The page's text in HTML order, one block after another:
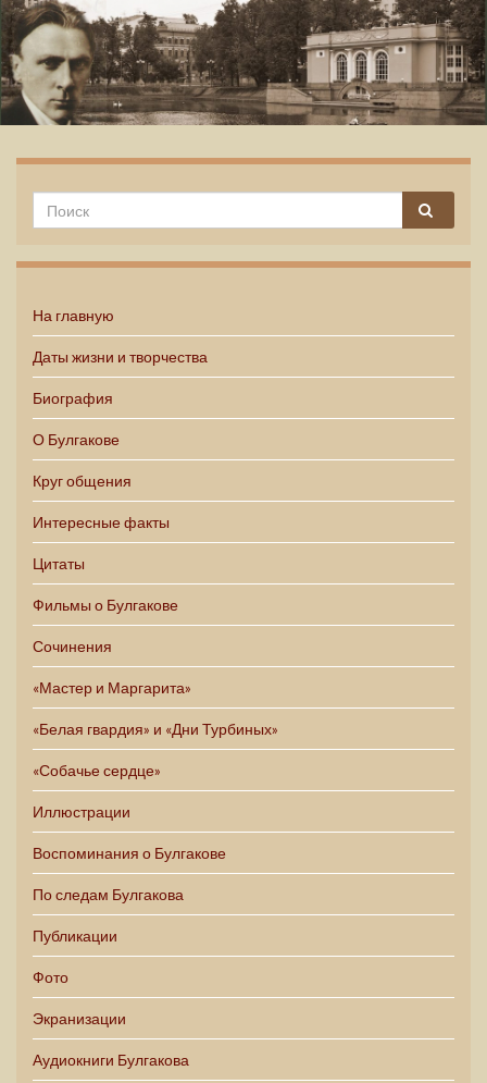
На главную
Даты жизни и творчества
Биография
О Булгакове
Круг общения
Интересные факты
Цитаты
Фильмы о Булгакове
Сочинения
«Мастер и Маргарита»
«Белая гвардия» и «Дни Турбиных»
«Собачье сердце»
Иллюстрации
Воспоминания о Булгакове
По следам Булгакова
Публикации
Фото
Экранизации
Аудиокниги Булгакова